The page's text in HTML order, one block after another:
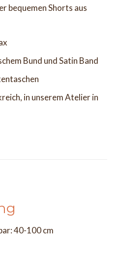
bequemen Shorts aus
Bund und Satin Band
in unserem Atelier in
40-100 cm